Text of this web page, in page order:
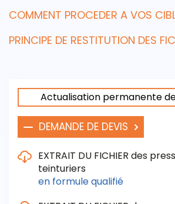
COMMENT PROCEDER A VOS
PRINCIPE DE RESTITUTION DES
Actualisation permanente
DEMANDE DE DEVIS
EXTRAIT DU FICHIER des
teinturiers
en formulequalifié